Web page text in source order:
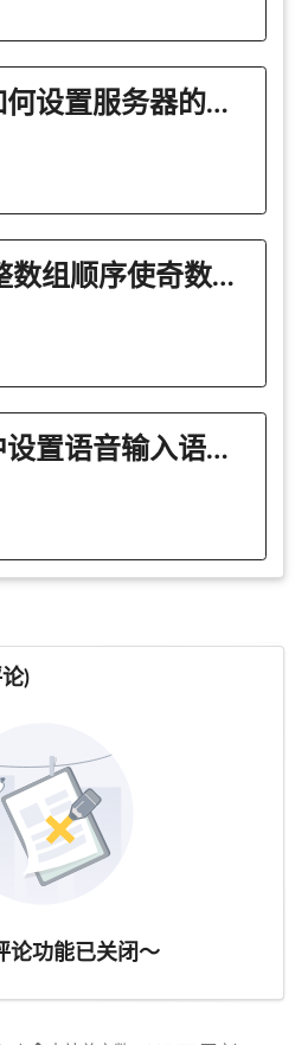
宝塔面板中如何设置服务器的网络服务安全
JZ13怎么调整数组顺序使奇数位于偶数前面
如何在微信中设置语音输入语言？
)
论功能已关闭～